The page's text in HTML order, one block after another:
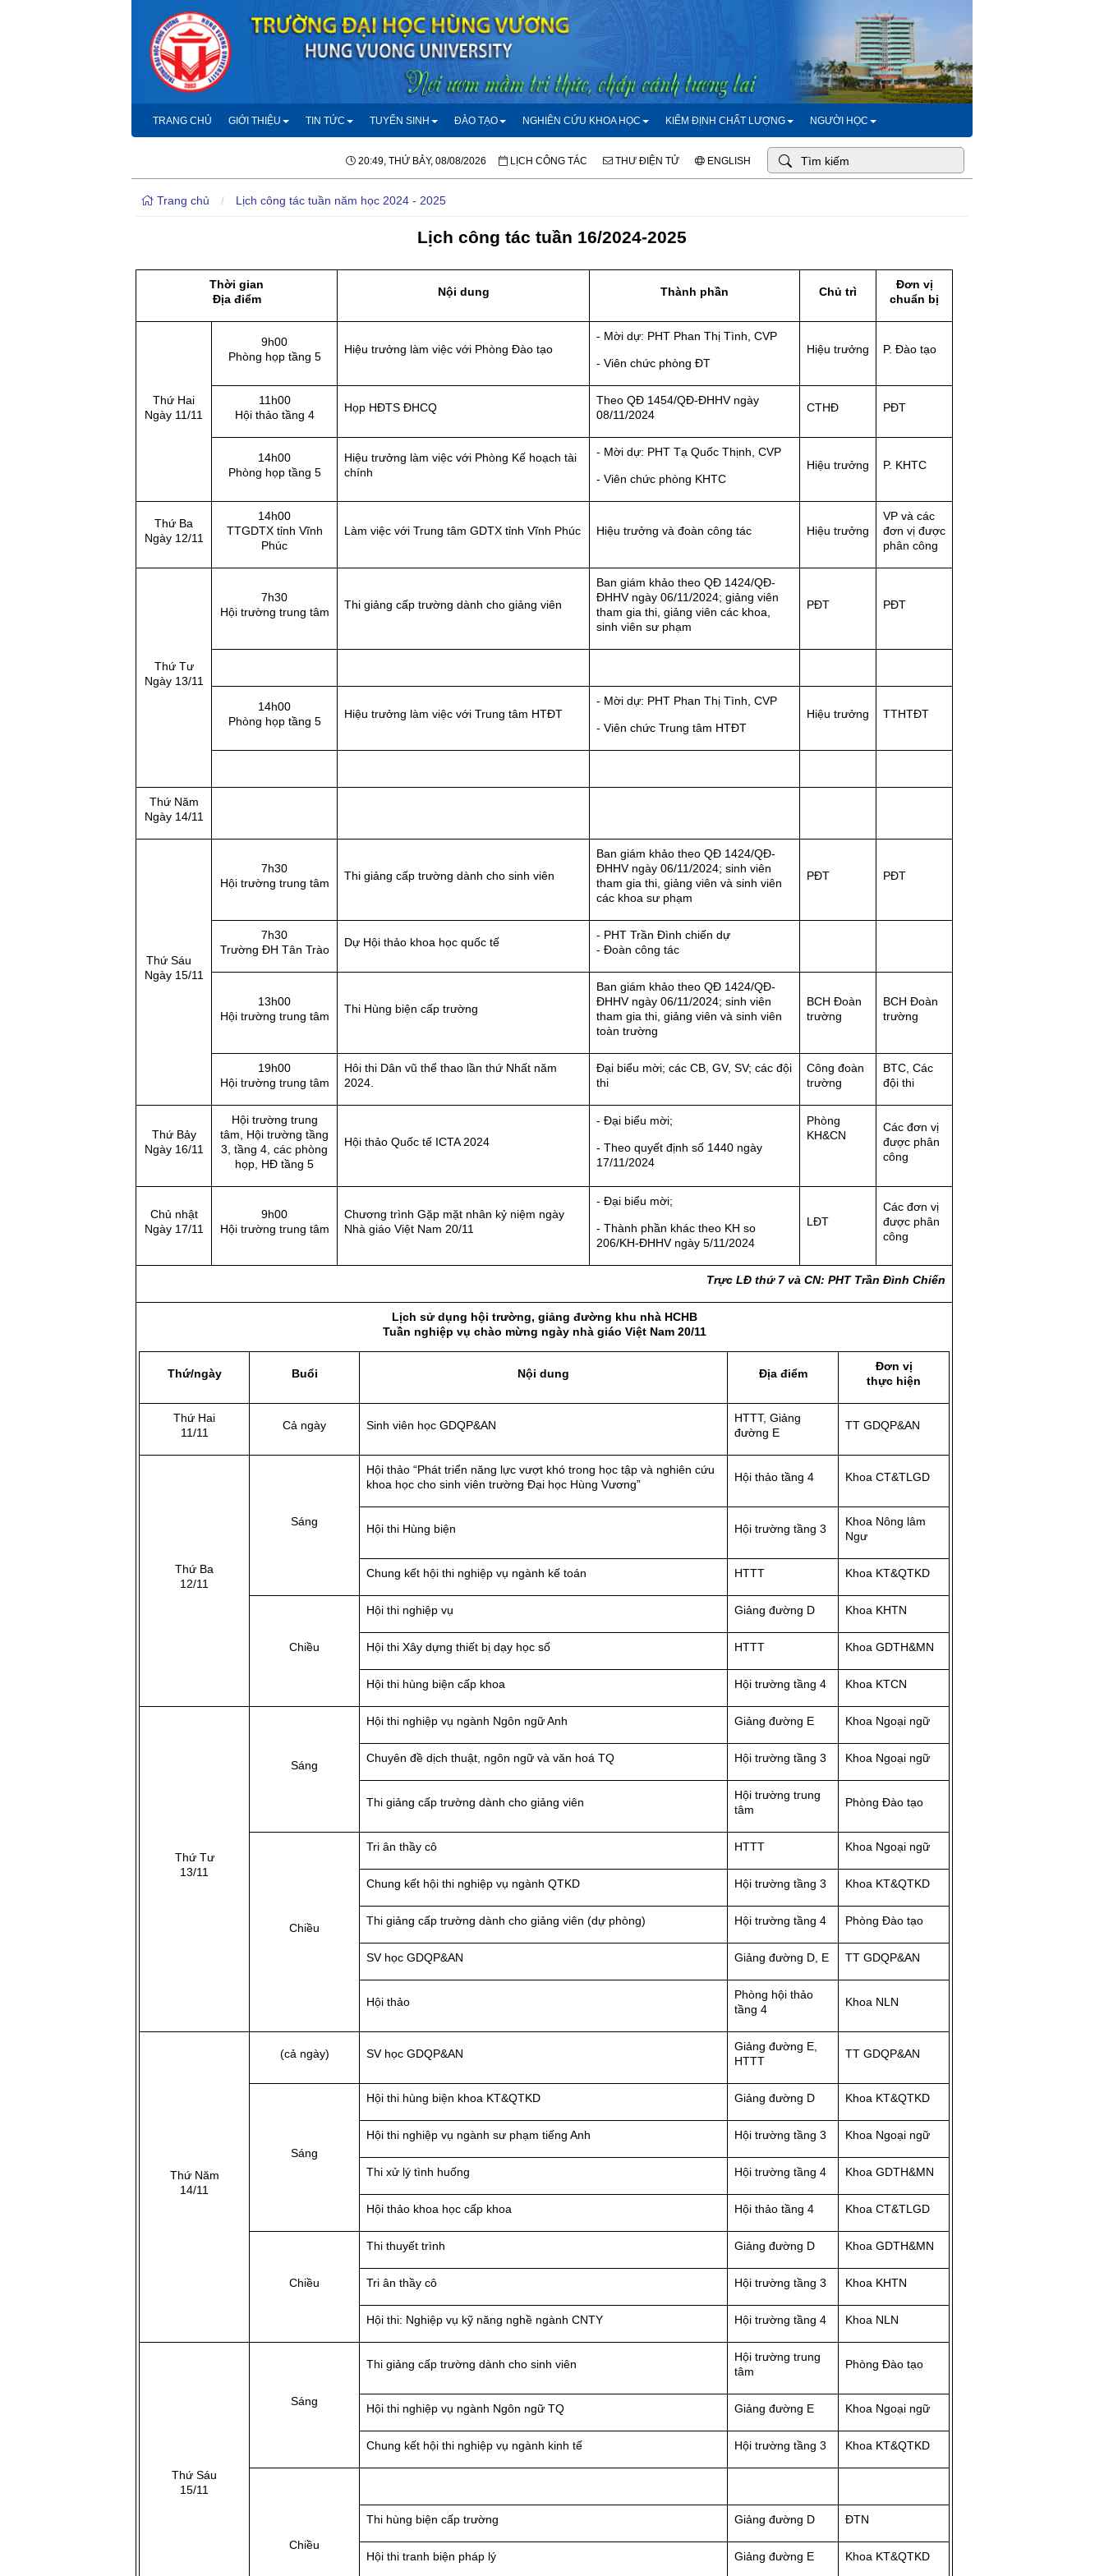
TRANG CHỦ GIỚI THIỆU TIN TỨC TUYỂN SINH ĐÀO TẠO NGHIÊN CỨU KHOA HỌC KIỂM ĐỊNH CHẤT LƯỢNG NGƯỜI HỌC
20:49, THỨ BẢY, 08/08/2026 LỊCH CÔNG TÁC THƯ ĐIỆN TỬ ENGLISH
Trang chủ / Lịch công tác tuần năm học 2024 - 2025
Lịch công tác tuần 16/2024-2025
Thời gian
Địa điểm
Nội dung Thành phần Chủ trì
Đơn vị
chuẩn bị
Thứ Hai
Ngày 11/11
9h00
Phòng họp tầng 5
Hiệu trưởng làm việc với Phòng Đào tạo
- Mời dự: PHT Phan Thị Tình, CVP
- Viên chức phòng ĐT
Hiệu trưởng P. Đào tạo
11h00
Hội thảo tầng 4
Họp HĐTS ĐHCQ
Theo QĐ 1454/QĐ-ĐHHV ngày
08/11/2024
CTHĐ PĐT
14h00
Phòng họp tầng 5
Hiệu trưởng làm việc với Phòng Kế hoạch tài
chính
- Mời dự: PHT Tạ Quốc Thịnh, CVP
- Viên chức phòng KHTC
Hiệu trưởng P. KHTC
Thứ Ba
Ngày 12/11
14h00
TTGDTX tỉnh Vĩnh
Phúc
Làm việc với Trung tâm GDTX tỉnh Vĩnh Phúc Hiệu trưởng và đoàn công tác Hiệu trưởng
VP và các
đơn vị được
phân công
Thứ Tư
Ngày 13/11
7h30
Hội trường trung tâm
Thi giảng cấp trường dành cho giảng viên
Ban giám khảo theo QĐ 1424/QĐ-
ĐHHV ngày 06/11/2024; giảng viên
tham gia thi, giảng viên các khoa,
sinh viên sư phạm
PĐT PĐT
14h00
Phòng họp tầng 5
Hiệu trưởng làm việc với Trung tâm HTĐT
- Mời dự: PHT Phan Thị Tình, CVP
- Viên chức Trung tâm HTĐT
Hiệu trưởng TTHTĐT
Thứ Năm
Ngày 14/11
Thứ Sáu
Ngày 15/11
7h30
Hội trường trung tâm
Thi giảng cấp trường dành cho sinh viên
Ban giám khảo theo QĐ 1424/QĐ-
ĐHHV ngày 06/11/2024; sinh viên
tham gia thi, giảng viên và sinh viên
các khoa sư phạm
PĐT PĐT
7h30
Trường ĐH Tân Trào
Dự Hội thảo khoa học quốc tế
- PHT Trần Đình chiến dự
- Đoàn công tác
13h00
Hội trường trung tâm
Thi Hùng biện cấp trường
Ban giám khảo theo QĐ 1424/QĐ-
ĐHHV ngày 06/11/2024; sinh viên
tham gia thi, giảng viên và sinh viên
toàn trường
BCH Đoàn
trường
BCH Đoàn
trường
19h00
Hội trường trung tâm
Hôi thi Dân vũ thể thao lần thứ Nhất năm
2024.
Đại biểu mời; các CB, GV, SV; các đội
thi
Công đoàn
trường
BTC, Các
đội thi
Thứ Bảy
Ngày 16/11
Hội trường trung
tâm, Hội trường tầng
3, tầng 4, các phòng
họp, HĐ tầng 5
Hội thảo Quốc tế ICTA 2024
- Đại biểu mời;
- Theo quyết định số 1440 ngày
17/11/2024
Phòng
KH&CN
Các đơn vị
được phân
công
Chủ nhật
Ngày 17/11
9h00
Hội trường trung tâm
Chương trình Gặp mặt nhân kỷ niệm ngày
Nhà giáo Việt Nam 20/11
- Đại biểu mời;
- Thành phần khác theo KH so
206/KH-ĐHHV ngày 5/11/2024
LĐT
Các đơn vị
được phân
công
Trực LĐ thứ 7 và CN: PHT Trần Đình Chiến
Lịch sử dụng hội trường, giảng đường khu nhà HCHB
Tuần nghiệp vụ chào mừng ngày nhà giáo Việt Nam 20/11
Thứ/ngày Buổi Nội dung Địa điểm
Đơn vị
thực hiện
Thứ Hai
11/11
Cả ngày Sinh viên học GDQP&AN
HTTT, Giảng
đường E
TT GDQP&AN
Thứ Ba
12/11
Sáng
Hội thảo “Phát triển năng lực vượt khó trong học tập và nghiên cứu
khoa học cho sinh viên trường Đại học Hùng Vương”
Hội thảo tầng 4 Khoa CT&TLGD
Hội thi Hùng biện Hội trường tầng 3
Khoa Nông lâm
Ngư
Chung kết hội thi nghiệp vụ ngành kế toán HTTT Khoa KT&QTKD
Chiều
Hội thi nghiệp vụ Giảng đường D Khoa KHTN
Hội thi Xây dựng thiết bị dạy học số HTTT Khoa GDTH&MN
Hội thi hùng biện cấp khoa Hội trường tầng 4 Khoa KTCN
Thứ Tư
13/11
Sáng
Hội thi nghiệp vụ ngành Ngôn ngữ Anh Giảng đường E Khoa Ngoại ngữ
Chuyên đề dịch thuật, ngôn ngữ và văn hoá TQ Hội trường tầng 3 Khoa Ngoại ngữ
Thi giảng cấp trường dành cho giảng viên
Hội trường trung
tâm
Phòng Đào tạo
Chiều
Tri ân thầy cô HTTT Khoa Ngoại ngữ
Chung kết hội thi nghiệp vụ ngành QTKD Hội trường tầng 3 Khoa KT&QTKD
Thi giảng cấp trường dành cho giảng viên (dự phòng) Hội trường tầng 4 Phòng Đào tạo
SV học GDQP&AN Giảng đường D, E TT GDQP&AN
Hội thảo
Phòng hội thảo
tầng 4
Khoa NLN
Thứ Năm
14/11
(cả ngày) SV học GDQP&AN
Giảng đường E,
HTTT
TT GDQP&AN
Sáng
Hội thi hùng biện khoa KT&QTKD Giảng đường D Khoa KT&QTKD
Hội thi nghiệp vụ ngành sư phạm tiếng Anh Hội trường tầng 3 Khoa Ngoại ngữ
Thi xử lý tình huống Hội trường tầng 4 Khoa GDTH&MN
Hội thảo khoa học cấp khoa Hội thảo tầng 4 Khoa CT&TLGD
Chiều
Thi thuyết trình Giảng đường D Khoa GDTH&MN
Tri ân thầy cô Hội trường tầng 3 Khoa KHTN
Hội thi: Nghiệp vụ kỹ năng nghề ngành CNTY Hội trường tầng 4 Khoa NLN
Thứ Sáu
15/11
Sáng
Thi giảng cấp trường dành cho sinh viên
Hội trường trung
tâm
Phòng Đào tạo
Hội thi nghiệp vụ ngành Ngôn ngữ TQ Giảng đường E Khoa Ngoại ngữ
Chung kết hội thi nghiệp vụ ngành kinh tế Hội trường tầng 3 Khoa KT&QTKD
Chiều
Thi hùng biện cấp trường Giảng đường D ĐTN
Hội thi tranh biện pháp lý Giảng đường E Khoa KT&QTKD